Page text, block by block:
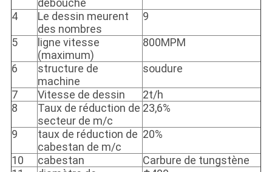
débouché
4
Le dessin meurent
des nombres
9
5
ligne vitesse
(maximum)
800MPM
6
structure de
machine
soudure
7 Vitesse de dessin
2t/h
8
Taux de réduction de
secteur de m/c
23,6%
9
taux de réduction de
cabestan de m/c
20%
10 cabestan
Carbure de tungstène